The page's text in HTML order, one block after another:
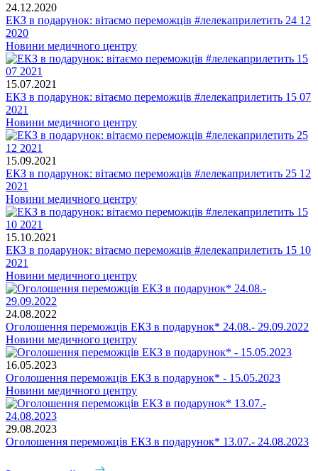
24.12.2020
ЕКЗ в подарунок: вітаємо переможців #лелекаприлетить 24 12
2020
Новини медичного центру
15.07.2021
ЕКЗ в подарунок: вітаємо переможців #лелекаприлетить 15 07
2021
Новини медичного центру
15.09.2021
ЕКЗ в подарунок: вітаємо переможців #лелекаприлетить 25 12
2021
Новини медичного центру
15.10.2021
ЕКЗ в подарунок: вітаємо переможців #лелекаприлетить 15 10
2021
Новини медичного центру
24.08.2022
Оголошення переможців ЕКЗ в подарунок* 24.08.- 29.09.2022
Новини медичного центру
16.05.2023
Оголошення переможців ЕКЗ в подарунок* - 15.05.2023
Новини медичного центру
29.08.2023
Оголошення переможців ЕКЗ в подарунок* 13.07.- 24.08.2023